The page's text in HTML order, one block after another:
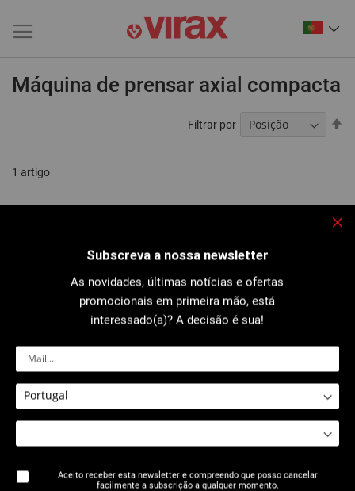
Máquina de prensar axial compacta
1 artigo
Filtrar por
2533 : Alicate de prensagem
axial manual compacto PER
Subscreva a nossa newsletter
As novidades, últimas notícias e ofertas
promocionais em primeira mão, está
interessado(a)? A decisão é sua!
Aceito receber esta newsletter e compreendo que posso cancelar
facilmente a subscrição a qualquer momento.